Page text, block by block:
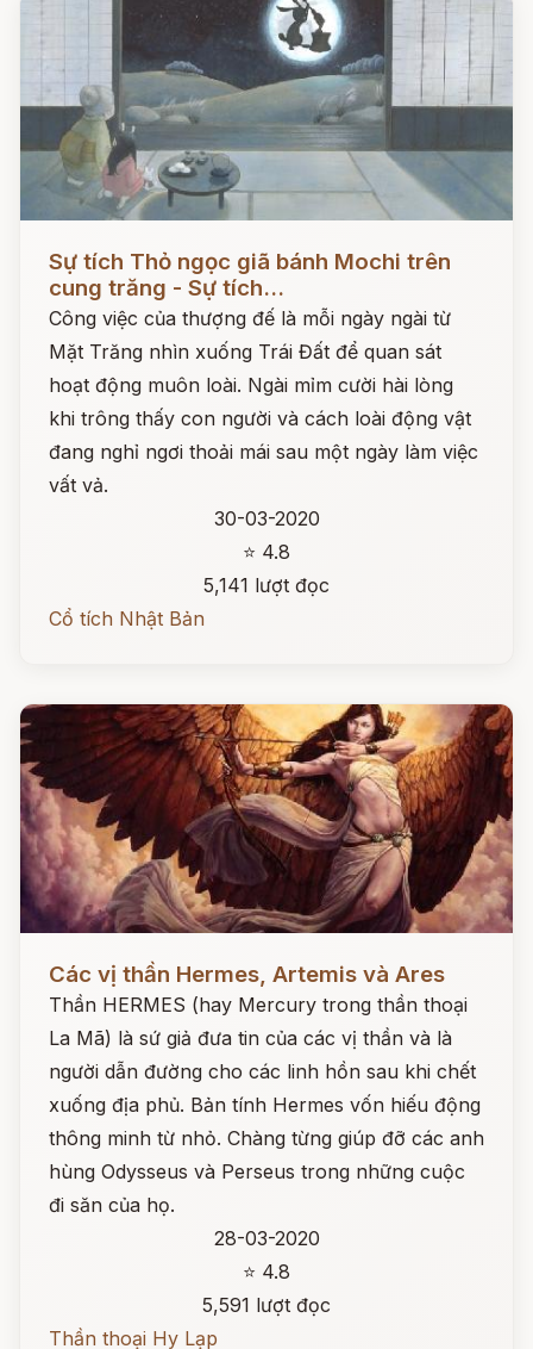
Sự tích Thỏ ngọc giã bánh Mochi trên
cung trăng - Sự tích...
Công việc của thượng đế là mỗi ngày ngài từ
Mặt Trăng nhìn xuống Trái Đất để quan sát
hoạt động muôn loài. Ngài mỉm cười hài lòng
khi trông thấy con người và cách loài động vật
đang nghỉ ngơi thoải mái sau một ngày làm việc
vất vả.
30-03-2020
⭐ 4.8
5,141 lượt đọc
Cổ tích Nhật Bản
Các vị thần Hermes, Artemis và Ares
Thần HERMES (hay Mercury trong thần thoại
La Mã) là sứ giả đưa tin của các vị thần và là
người dẫn đường cho các linh hồn sau khi chết
xuống địa phủ. Bản tính Hermes vốn hiếu động
thông minh từ nhỏ. Chàng từng giúp đỡ các anh
hùng Odysseus và Perseus trong những cuộc
đi săn của họ.
28-03-2020
⭐ 4.8
5,591 lượt đọc
Thần thoại Hy Lạp